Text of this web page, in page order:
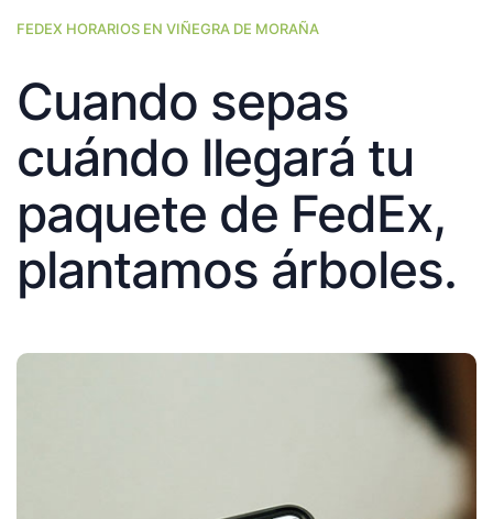
FEDEX HORARIOS EN VIÑEGRA DE MORAÑA
Cuando sepas
cuándo llegará tu
paquete de FedEx,
plantamos árboles.